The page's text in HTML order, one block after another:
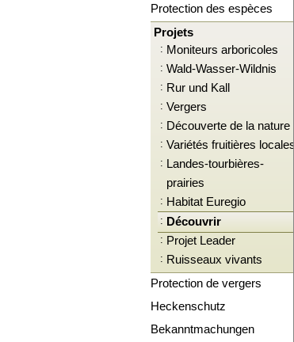
Protection des espèces
Projets
: Moniteurs arboricoles
: Wald-Wasser-Wildnis
: Rur und Kall
: Vergers
: Découverte de la nature
: Variétés fruitières locales
: Landes-tourbières-
prairies
: Habitat Euregio
: Découvrir
: Projet Leader
: Ruisseaux vivants
Protection de vergers
Heckenschutz
Bekanntmachungen